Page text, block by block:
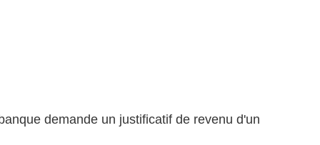
demande un justificatif de revenu d'un